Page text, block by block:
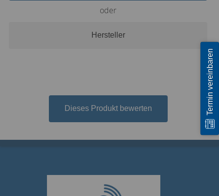
oder
Hersteller
Dieses Produkt bewerten Termin vereinbaren